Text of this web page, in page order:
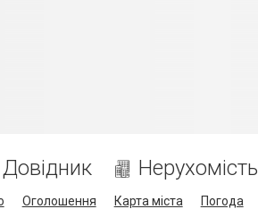
Довідник Нерухомість
Оголошення Карта міста Погода